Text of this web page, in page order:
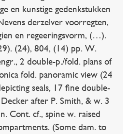
en kunstige gedenkstukken
derzelver voorregten,
en regeeringsvorm, (…).
(24), 804, (14) pp. W.
2 double-p./fold. plans of
fold. panoramic view (24
seals, 17 fine double-
after P. Smith, & w. 3
Cont. cf., spine w. raised
(Some dam. to